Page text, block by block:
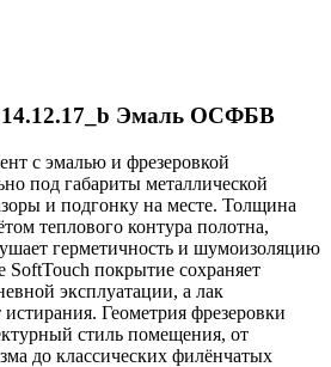
14.12.17_b Эмаль ОСФБВ
с эмалью и фрезеровкой
под габариты металлической
и подгонку на месте. Толщина
теплового контура полотна,
герметичность и шумоизоляцию
покрытие сохраняет
эксплуатации, а лак
Геометрия фрезеровки
стиль помещения, от
до классических филёнчатых